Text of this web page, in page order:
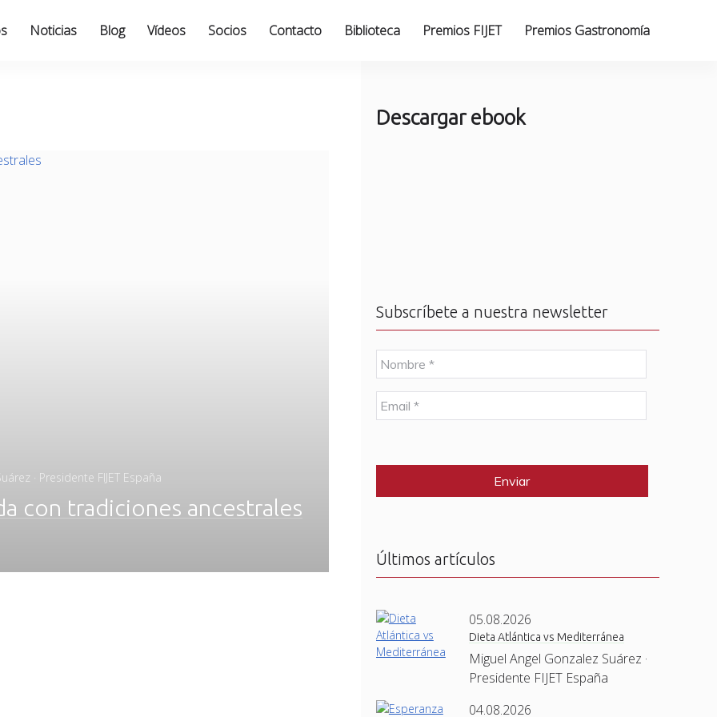
Noticias Blog Vídeos Socios Contacto Biblioteca Premios FIJET Premios Gastronomía
· Presidente FIJET España
con tradiciones ancestrales
Descargar ebook
Subscríbete a nuestra newsletter
N
o
m
b
r
E
m
l
Últimos artículos
05.08.2026
Dieta Atlántica vs Mediterránea
Miguel Angel Gonzalez Suárez ·
Presidente FIJET España
04.08.2026